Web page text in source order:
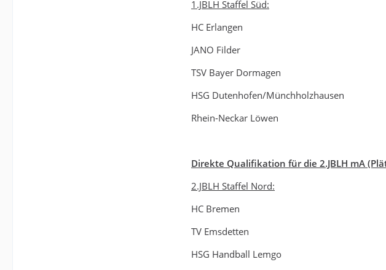
1.JBLH Staffel Süd:
HC Erlangen
JANO Filder
TSV Bayer Dormagen
HSG Dutenhofen/Münchholzhausen
Rhein-Neckar Löwen
Direkte Qualifikation für die 2.JBLH mA
2.JBLH Staffel Nord:
HC Bremen
TV Emsdetten
HSG Handball Lemgo